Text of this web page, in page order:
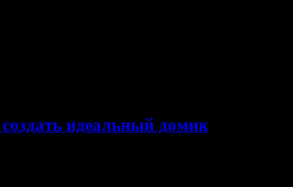
идеальный домик